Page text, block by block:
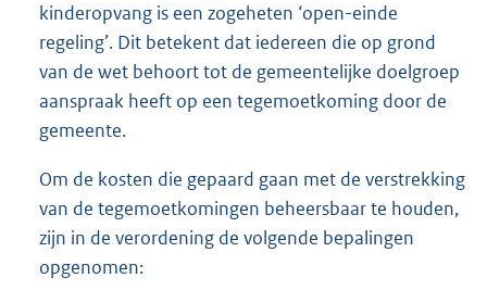
kinderopvang is een zogeheten ‘open-einde
regeling’. Dit betekent dat iedereen die op grond
van de wet behoort tot de gemeentelijke doelgroep
aanspraak heeft op een tegemoetkoming door de
gemeente.
Om de kosten die gepaard gaan met de verstrekking
van de tegemoetkomingen beheersbaar te houden,
zijn in de verordening de volgende bepalingen
opgenomen: